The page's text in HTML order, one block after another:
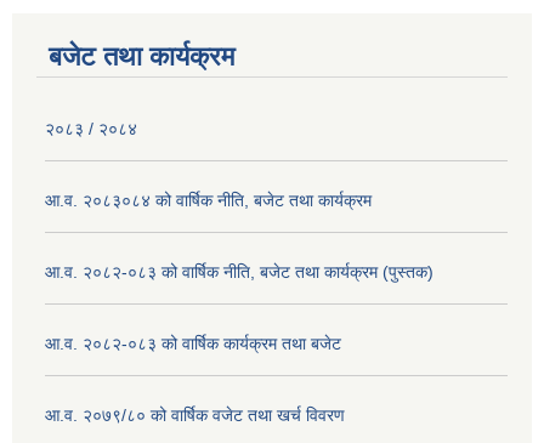
बजेट तथा कार्यक्रम
२०८३ / २०८४
आ.व. २०८३०८४ को वार्षिक नीति, बजेट तथा कार्यक्रम
आ.व. २०८२-०८३ को वार्षिक नीति, बजेट तथा कार्यक्रम (पुस्तक)
आ.व. २०८२-०८३ को वार्षिक कार्यक्रम तथा बजेट
आ.व. २०७९/८० को वार्षिक वजेट तथा खर्च विवरण